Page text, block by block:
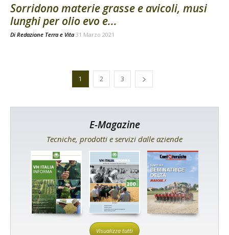
Sorridono materie grasse e avicoli, musi
lunghi per olio evo e...
Di Redazione Terra e Vita 31 Marzo 2021
1 2 3
E-Magazine
Tecniche, prodotti e servizi dalle aziende
Visualizza tutti